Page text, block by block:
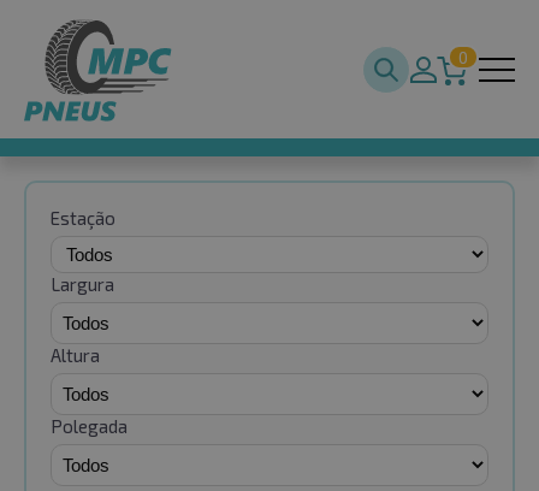
0
Estação
Largura
Altura
Polegada